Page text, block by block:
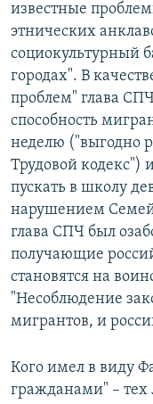
известные
этнических
социокультурный
городах". В
проблем" глава
способность
неделю ("выгодно
Трудовой кодекс")
пускать в школу
нарушением
глава СПЧ был
получающие
становятся на
"Несоблюдение
мигрантов, и
Кого имел в виду
гражданами" – тех